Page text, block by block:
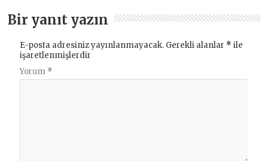
Bir yanıt yazın
E-posta adresiniz yayınlanmayacak. Gerekli alanlar * ile
işaretlenmişlerdir
Yorum *